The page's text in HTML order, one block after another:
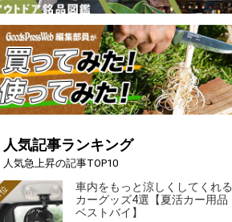
人気記事ランキング
人気急上昇の記事TOP10
車内をもっと涼しくしてくれる
カーグッズ4選【夏活カー用品
ベストバイ】